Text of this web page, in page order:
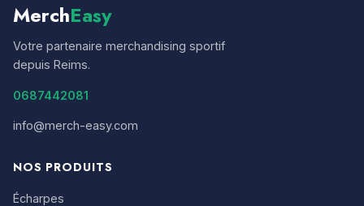
MerchEasy
Votre partenaire merchandising sportif
depuis Reims.
0687442081
info@merch-easy.com
NOS PRODUITS
Écharpes